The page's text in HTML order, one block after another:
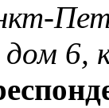
дом